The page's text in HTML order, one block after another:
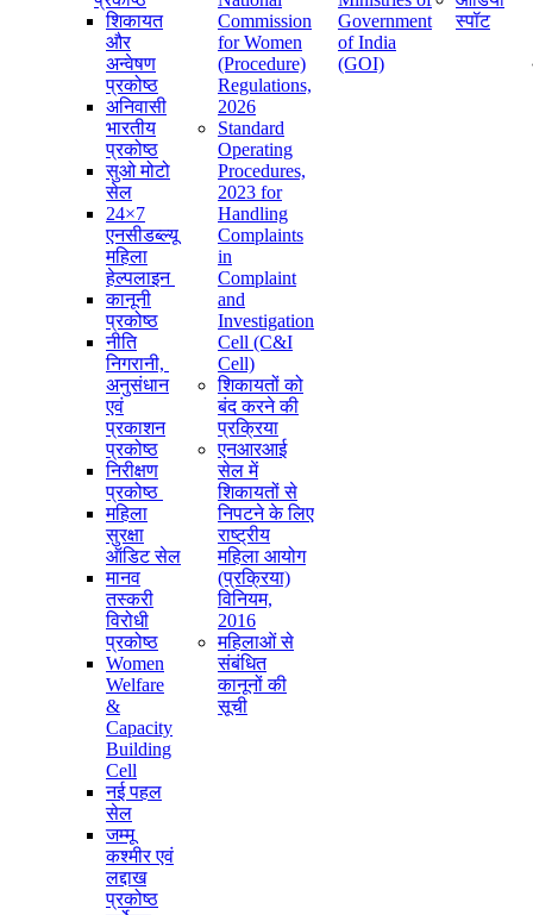
शिकायत
और
अन्वेषण
प्रकोष्ठ
अनिवासी
भारतीय
प्रकोष्ठ
सुओ मोटो
सेल
24×7
एनसीडब्ल्यू
महिला
हेल्पलाइन
कानूनी
प्रकोष्ठ
नीति
निगरानी, ​​
अनुसंधान
एवं
प्रकाशन
प्रकोष्ठ
निरीक्षण
प्रकोष्ठ
महिला
सुरक्षा
ऑडिट सेल
मानव
तस्करी
विरोधी
प्रकोष्ठ
Women
Welfare
&
Capacity
Building
Cell
नई पहल
सेल
जम्मू
कश्मीर एवं
लद्दाख
प्रकोष्ठ
Commission
for Women
(Procedure)
Regulations,
2026
Standard
Operating
Procedures,
2023 for
Handling
Complaints
in
Complaint
and
Investigation
Cell (C&I
Cell)
शिकायतों को
बंद करने की
प्रक्रिया
एनआरआई
सेल में
शिकायतों से
निपटने के लिए
राष्ट्रीय
महिला आयोग
(प्रक्रिया)
विनियम,
2016
महिलाओं से
संबंधित
कानूनों की
सूची
Government
of India
(GOI)
स्पॉट